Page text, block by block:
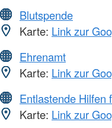
Blutspende
Karte: Link zur
Ehrenamt
Karte: Link zur
Entlastende Hilfen
Karte: Link zur